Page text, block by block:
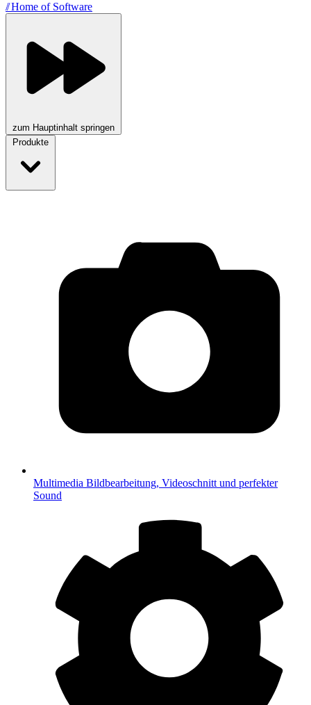
//Home of Software
zum Hauptinhalt springen
Produkte
Multimedia Bildbearbeitung, Videoschnitt und perfekter
Sound